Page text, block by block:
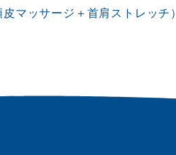
マッサージ＋首肩ストレッチ）